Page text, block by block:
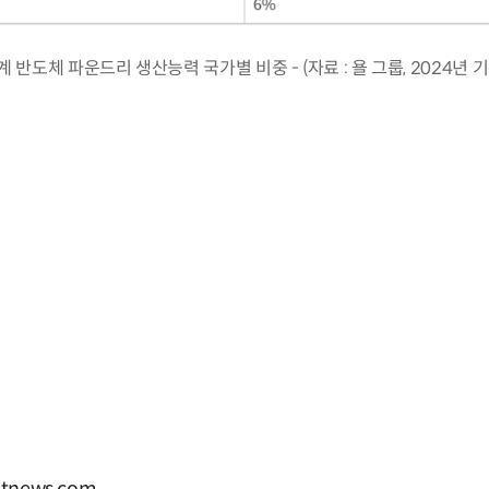
반도체 파운드리 생산능력 국가별 비중 - (자료 : 욜 그룹, 2024년